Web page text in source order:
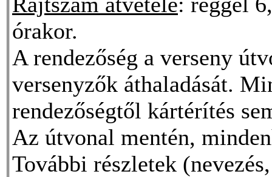
órakor.
A rendezőség a verseny
versenyzők áthaladását.
rendezőségtől kártérítés
Az útvonal mentén,
További részletek